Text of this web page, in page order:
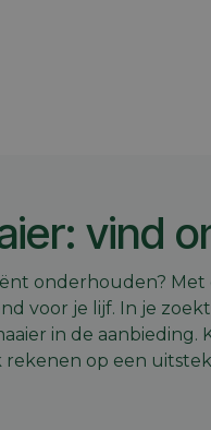
vind
onderhouden? Met
voor je lijf. In je
in de
rekenen op een